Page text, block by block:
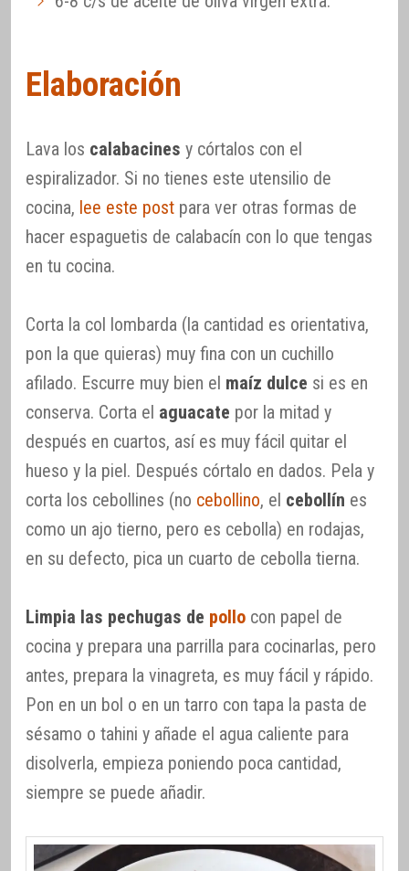
Elaboración
Lava los calabacines y córtalos con el
espiralizador. Si no tienes este utensilio de
cocina, lee este post para ver otras formas de
hacer espaguetis de calabacín con lo que tengas
en tu cocina.
Corta la col lombarda (la cantidad es orientativa,
pon la que quieras) muy fina con un cuchillo
afilado. Escurre muy bien el maíz dulce si es en
conserva. Corta el aguacate por la mitad y
después en cuartos, así es muy fácil quitar el
hueso y la piel. Después córtalo en dados. Pela y
corta los cebollines (no cebollino, el cebollín es
como un ajo tierno, pero es cebolla) en rodajas,
en su defecto, pica un cuarto de cebolla tierna.
Limpia las pechugas de pollo con papel de
cocina y prepara una parrilla para cocinarlas, pero
antes, prepara la vinagreta, es muy fácil y rápido.
Pon en un bol o en un tarro con tapa la pasta de
sésamo o tahini y añade el agua caliente para
disolverla, empieza poniendo poca cantidad,
siempre se puede añadir.